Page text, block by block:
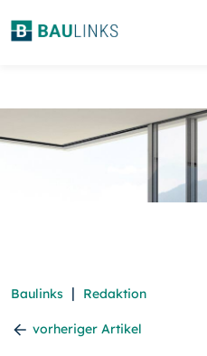
Baulinks | Redaktion
vorheriger Artikel